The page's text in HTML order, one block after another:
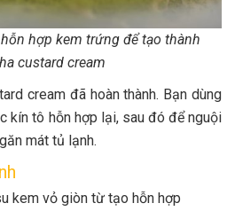
hợp kem trứng để tạo thành
custard cream
cream đã hoàn thành. Bạn dùng
kín tô hỗn hợp lại, sau đó để nguội
mát tủ lạnh.
kem vỏ giòn từ tạo hỗn hợp